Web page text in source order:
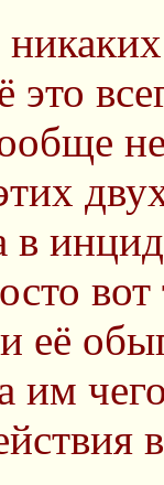
это
в
вот
её
им